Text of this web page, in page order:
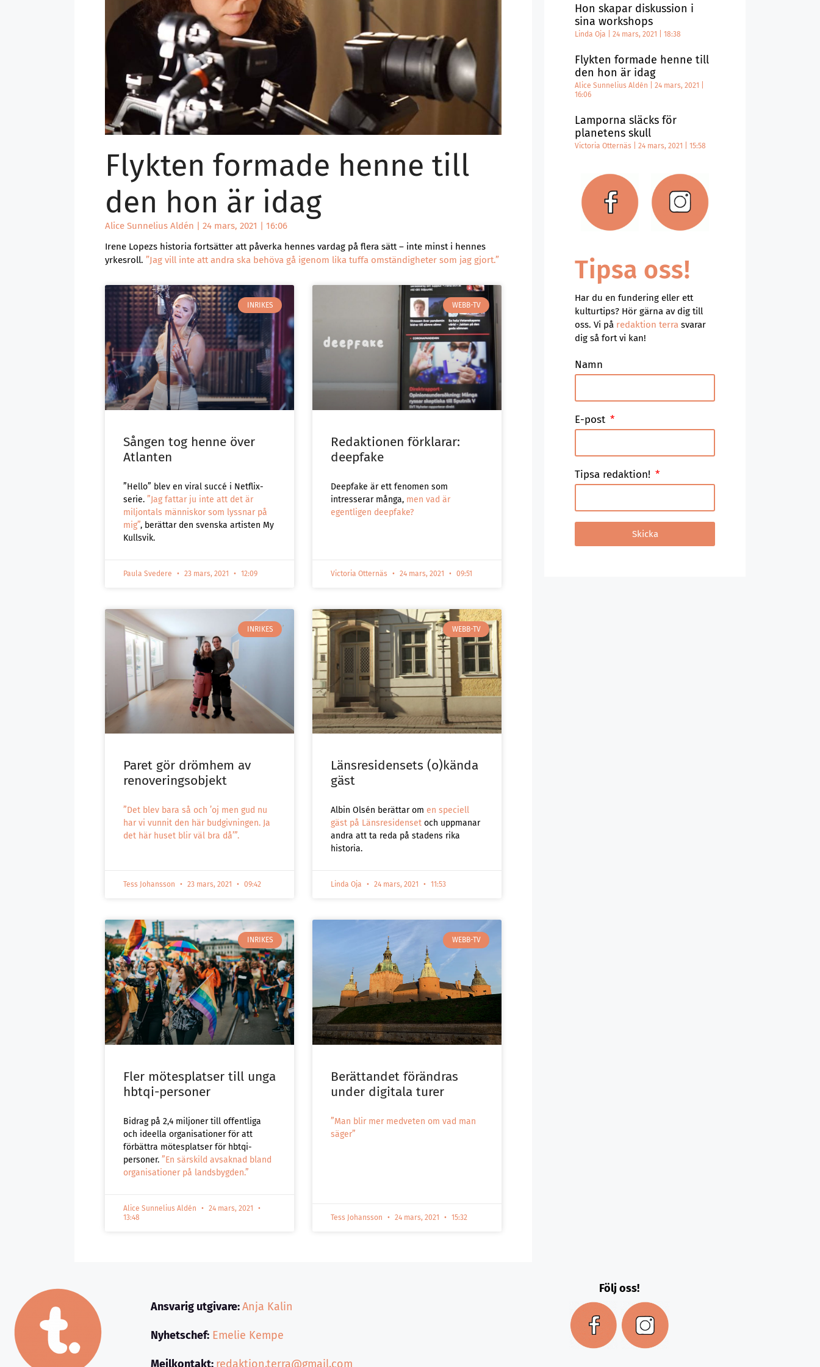
Flykten formade henne till
den hon är idag
Alice Sunnelius Aldén 24 mars, 2021
16:06
Irene Lopezs historia fortsätter att påverka hennes vardag på flera sätt – inte minst i hennes
yrkesroll. ”Jag vill inte att andra ska behöva gå igenom lika tuffa omständigheter som jag gjort.”
INRIKES
Sången tog henne över
Atlanten
”Hello” blev en viral succé i Netflix-
serie. ”Jag fattar ju inte att det är
miljontals människor som lyssnar på
mig”, berättar den svenska artisten My
Kullsvik.
Paula Svedere 23 mars, 2021 12:09
WEBB-TV
Redaktionen förklarar:
deepfake
Deepfake är ett fenomen som
intresserar många, men vad är
egentligen deepfake?
Victoria Otternäs 24 mars, 2021 09:51
INRIKES
Paret gör drömhem av
renoveringsobjekt
”Det blev bara så och ’oj men gud nu
har vi vunnit den här budgivningen. Ja
det här huset blir väl bra då’”.
Tess Johansson 23 mars, 2021 09:42
WEBB-TV
Länsresidensets (o)kända
gäst
Albin Olsén berättar om en speciell
gäst på Länsresidenset och uppmanar
andra att ta reda på stadens rika
historia.
Linda Oja 24 mars, 2021 11:53
INRIKES
Fler mötesplatser till unga
hbtqi-personer
Bidrag på 2,4 miljoner till offentliga
och ideella organisationer för att
förbättra mötesplatser för hbtqi-
personer. ”En särskild avsaknad bland
organisationer på landsbygden.”
Alice Sunnelius Aldén
24 mars, 2021
13:48
WEBB-TV
Berättandet förändras
under digitala turer
”Man blir mer medveten om vad man
säger”
Tess Johansson 24 mars, 2021 15:32
Hon skapar diskussion i
sina workshops
Linda Oja 24 mars, 2021 18:38
Flykten formade henne till
den hon är idag
Alice Sunnelius Aldén
24 mars, 2021
16:06
Lamporna släcks för
planetens skull
Victoria Otternäs 24 mars, 2021 15:58
Tipsa oss!
Har du en fundering eller ett
kulturtips? Hör gärna av dig till
oss. Vi på redaktion terra svarar
dig så fort vi kan!
Namn
E-post
Tipsa redaktion!
Skicka
Ansvarig utgivare:Anja Kalin
Nyhetschef: Emelie Kempe
Mejlkontakt: redaktion.terra@gmail.com
Följ oss!